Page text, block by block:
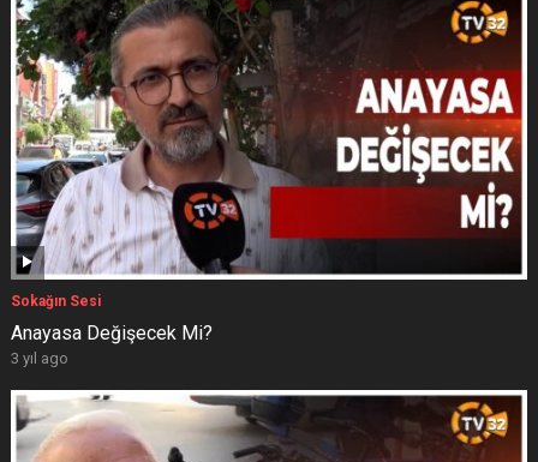
Sokağın Sesi
Anayasa Değişecek Mi?
3 yıl ago